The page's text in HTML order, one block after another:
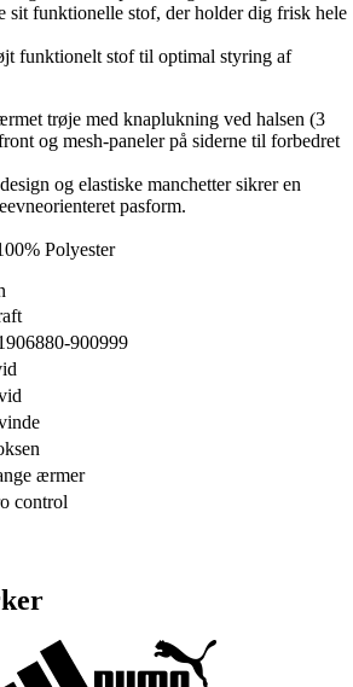
sit funktionelle stof, der holder dig frisk hele
funktionelt stof til optimal styring af
trøje med knaplukning ved halsen (3
og mesh-paneler på siderne til forbedret
og elastiske manchetter sikrer en
pasform.
Polyester
900999
ærmer
control